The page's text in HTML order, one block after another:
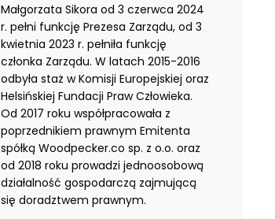
Małgorzata Sikora od 3 czerwca 2024
r. pełni funkcję Prezesa Zarządu, od 3
kwietnia 2023 r. pełniła funkcję
członka Zarządu. W latach 2015-2016
odbyła staż w Komisji Europejskiej oraz
Helsińskiej Fundacji Praw Człowieka.
Od 2017 roku współpracowała z
poprzednikiem prawnym Emitenta
spółką Woodpecker.co sp. z o.o. oraz
od 2018 roku prowadzi jednoosobową
działalność gospodarczą zajmującą
się doradztwem prawnym.